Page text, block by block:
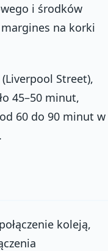
i środków
na korki
Street),
45–50 minut,
60 do 90 minut w
koleją,